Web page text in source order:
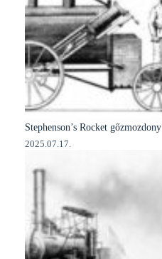
Stephenson’s Rocket gőzmozdony
2025.07.17.